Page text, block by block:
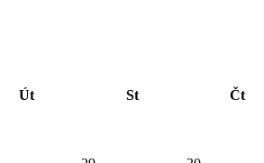
Út St Čt